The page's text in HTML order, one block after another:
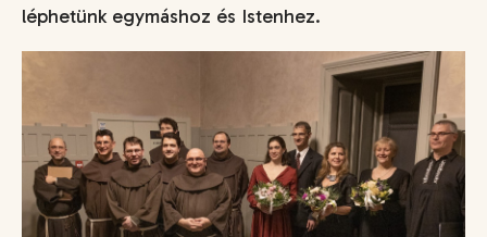
léphetünk egymáshoz és Istenhez.